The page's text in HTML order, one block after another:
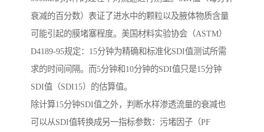
衰减的百分数）表证了进水中的颗粒以及腋体物质含量
可能引起的膜堵塞程度。美国材料实验协会（ASTM）
D4189-95规定：15分钟为精确和标准化SDI值测试所需
求的时间间隔。而5分钟和10分钟的SDI值只是15分钟
SDI值（SDI15）的估算值。
除计算15分钟SDI值之外，判断水样渗透流量的衰减也
可以从SDI值转换成另一指标参数：污堵因子（PF